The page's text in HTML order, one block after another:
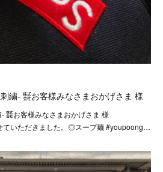
繍- ㍿お客様みなさまおかげさま 様
- ㍿お客様みなさまおかげさま 様
ていただきました。◎スープ麺 #youpoong…